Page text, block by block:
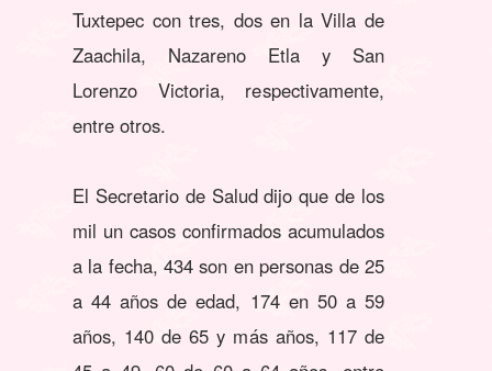
Tuxtepec con tres, dos en la Villa de
Zaachila, Nazareno Etla y San
Lorenzo Victoria, respectivamente,
entre otros.
El Secretario de Salud dijo que de los
mil un casos confirmados acumulados
a la fecha, 434 son en personas de 25
a 44 años de edad, 174 en 50 a 59
años, 140 de 65 y más años, 117 de